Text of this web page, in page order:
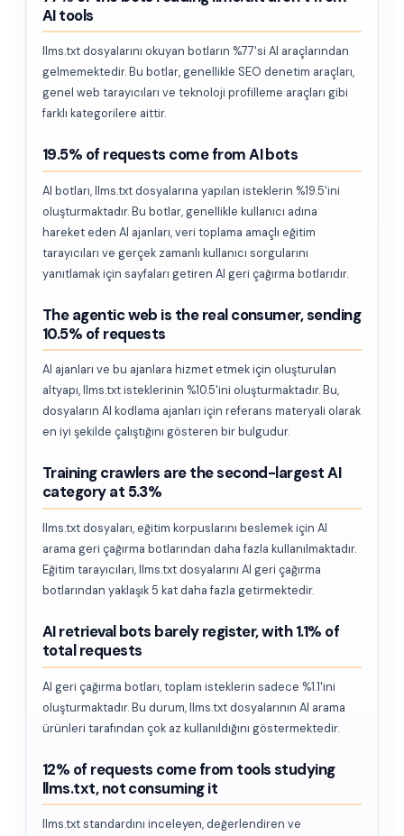
AI tools
llms.txt dosyalarını okuyan botların %77'si AI araçlarından
gelmemektedir. Bu botlar, genellikle SEO denetim araçları,
genel web tarayıcıları ve teknoloji profilleme araçları gibi
farklı kategorilere aittir.
19.5% of requests come from AI bots
AI botları, llms.txt dosyalarına yapılan isteklerin %19.5'ini
oluşturmaktadır. Bu botlar, genellikle kullanıcı adına
hareket eden AI ajanları, veri toplama amaçlı eğitim
tarayıcıları ve gerçek zamanlı kullanıcı sorgularını
yanıtlamak için sayfaları getiren AI geri çağırma botlarıdır.
The agentic web is the real consumer, sending
10.5% of requests
AI ajanları ve bu ajanlara hizmet etmek için oluşturulan
altyapı, llms.txt isteklerinin %10.5'ini oluşturmaktadır. Bu,
dosyaların AI kodlama ajanları için referans materyali olarak
en iyi şekilde çalıştığını gösteren bir bulgudur.
Training crawlers are the second-largest AI
category at 5.3%
llms.txt dosyaları, eğitim korpuslarını beslemek için AI
arama geri çağırma botlarından daha fazla kullanılmaktadır.
Eğitim tarayıcıları, llms.txt dosyalarını AI geri çağırma
botlarından yaklaşık 5 kat daha fazla getirmektedir.
AI retrieval bots barely register, with 1.1% of
total requests
AI geri çağırma botları, toplam isteklerin sadece %1.1'ini
oluşturmaktadır. Bu durum, llms.txt dosyalarının AI arama
ürünleri tarafından çok az kullanıldığını göstermektedir.
12% of requests come from tools studying
llms.txt, not consuming it
llms.txt standardını inceleyen, değerlendiren ve